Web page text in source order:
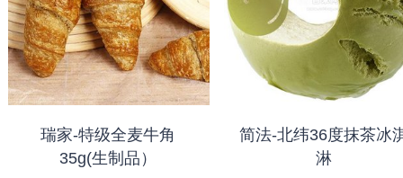
瑞家-特级全麦牛角
35g(生制品）
简法-北纬36度抹茶冰
淋